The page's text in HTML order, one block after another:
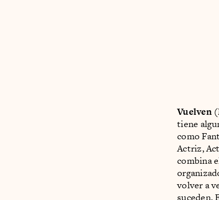
Vuelven
tiene
como
Actriz,
combina
volver a
suceden.